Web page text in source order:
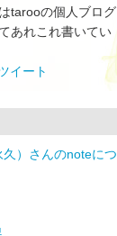
tarooの個人ブログ
あれこれ書いてい
イート
）さんのnoteにつ